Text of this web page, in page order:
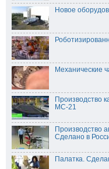
Новое
Механические
Производство
МС-21
Производство
Сделано в
Палатка.